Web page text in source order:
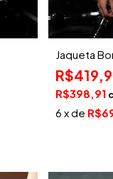
Jaqueta
R$398,91
6 x de